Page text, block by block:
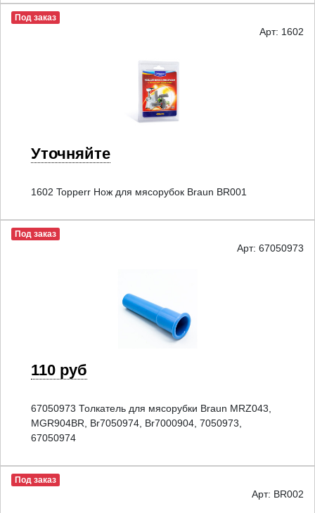
Под заказ
Арт: 1602
Уточняйте
1602 Topperr Нож для мясорубок Braun BR001
Под заказ
Арт: 67050973
110 руб
67050973 Толкатель для мясорубки Braun MRZ043,
MGR904BR, Br7050974, Br7000904, 7050973,
67050974
Под заказ
Арт: BR002